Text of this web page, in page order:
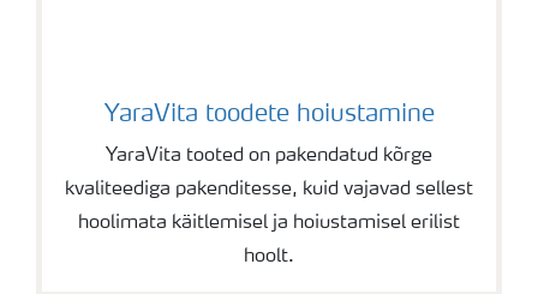
YaraVita toodete hoiustamine
YaraVita tooted on pakendatud kõrge
kvaliteediga pakenditesse, kuid vajavad sellest
hoolimata käitlemisel ja hoiustamisel erilist
hoolt.